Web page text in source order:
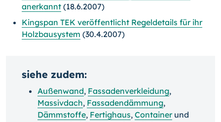
anerkannt (18.6.2007)
Kingspan TEK veröffentlicht Regeldetails für ihr
Holzbausystem (30.4.2007)
siehe zudem:
Außenwand, Fassadenverkleidung,
Massivdach, Fassadendämmung,
Dämmstoffe, Fertighaus, Containerund